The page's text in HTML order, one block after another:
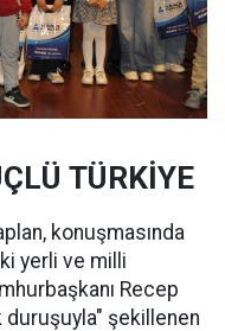
TÜRKİYE
konuşmasında
yerli ve milli
Recep
duruşuyla" şekillenen